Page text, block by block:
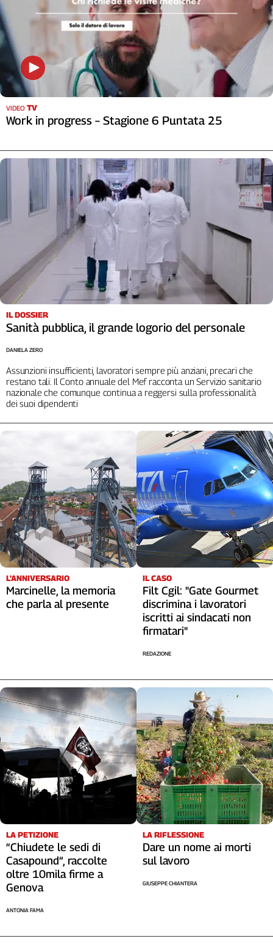
VIDEO TV
Work in progress – Stagione 6 Puntata 25
IL DOSSIER
Sanità pubblica, il grande logorio del personale
Assunzioni insufficienti, lavoratori sempre più anziani, precari che
restano tali. Il Conto annuale del Mef racconta un Servizio sanitario
nazionale che comunque continua a reggersi sulla professionalità
dei suoi dipendenti
DANIELA ZERO
L'ANNIVERSARIO
Marcinelle, la memoria
che parla al presente
IL CASO
Filt Cgil: "Gate Gourmet
discrimina i lavoratori
iscritti ai sindacati non
firmatari"
REDAZIONE
LA PETIZIONE
“Chiudete le sedi di
Casapound”, raccolte
oltre 10mila firme a
Genova
ANTONIA FAMA
LA RIFLESSIONE
Dare un nome ai morti
sul lavoro
GIUSEPPE CHIANTERA